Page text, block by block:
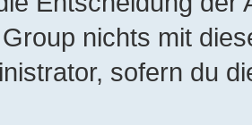
nichts mit
sofern du